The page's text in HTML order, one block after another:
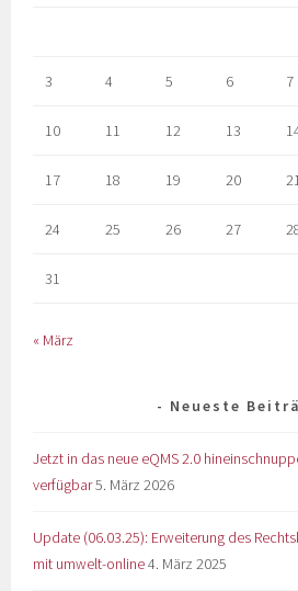
3 4 5 6 7
10 11 12 13
17 18 19 20
24 25 26 27
31
« März
Neueste
Jetzt in das neue eQMS 2.0
verfügbar5. März 2026
Update (06.03.25): Erweiterung des
mit umwelt-online4. März 2025